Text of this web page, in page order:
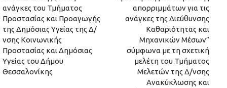
ανάγκες του Τμήματος
Προστασίας και Προαγωγής
της Δημόσιας Υγείας της Δ/
νσης Κοινωνικής
Προστασίας και Δημόσιας
Υγείας του Δήμου
Θεσσαλονίκης
απορριμμάτων για τις
ανάγκες της Διεύθυνσης
Καθαριότητας και
Μηχανικών Μέσων”
σύμφωνα με τη σχετική
μελέτη του Τμήματος
Μελετών της Δ/νσης
Ανακύκλωσης και